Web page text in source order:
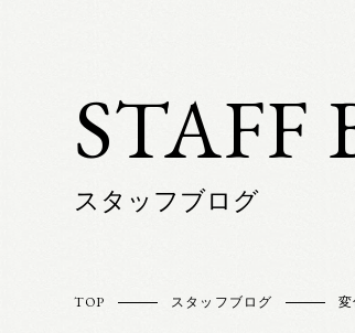
STAFF
スタッフブログ
TOP スタッフブログ